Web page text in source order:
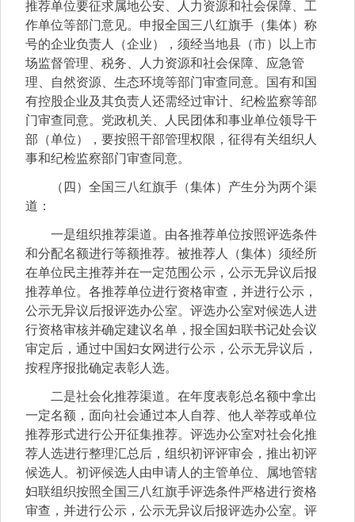
推荐单位要征求属地公安、人力资源和社会保障、工
作单位等部门意见。申报全国三八红旗手（集体）称
号的企业负责人（企业），须经当地县（市）以上市
场监督管理、税务、人力资源和社会保障、应急管
理、自然资源、生态环境等部门审查同意。国有和国
有控股企业及其负责人还需经过审计、纪检监察等部
门审查同意。党政机关、人民团体和事业单位领导干
部（单位），要按照干部管理权限，征得有关组织人
事和纪检监察部门审查同意。
（四）全国三八红旗手（集体）产生分为两个渠
道：
一是组织推荐渠道。由各推荐单位按照评选条件
和分配名额进行等额推荐。被推荐人（集体）须经所
在单位民主推荐并在一定范围公示，公示无异议后报
推荐单位。各推荐单位进行资格审查，并进行公示，
公示无异议后报评选办公室。评选办公室对候选人进
行资格审核并确定建议名单，报全国妇联书记处会议
审定后，通过中国妇女网进行公示，公示无异议后，
按程序报批确定表彰人选。
二是社会化推荐渠道。在年度表彰总名额中拿出
一定名额，面向社会通过本人自荐、他人举荐或单位
推荐形式进行公开征集推荐。评选办公室对社会化推
荐人选进行整理汇总后，组织初评评审会，推出初评
候选人。初评候选人由申请人的主管单位、属地管辖
妇联组织按照全国三八红旗手评选条件严格进行资格
审查，并进行公示，公示无异议后报评选办公室。评